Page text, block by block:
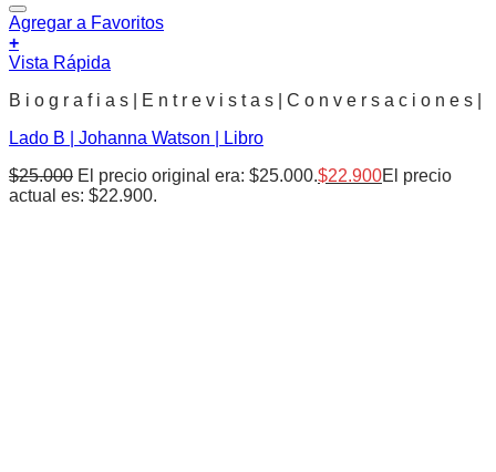
Agregar a Favoritos
+
Vista Rápida
B i o g r a f i a s | E n t r e v i s t a s | C o n v e r s a c i o n e s |
Lado B | Johanna Watson | Libro
$25.000 El precio original era: $25.000.$22.900El precio
actual es: $22.900.